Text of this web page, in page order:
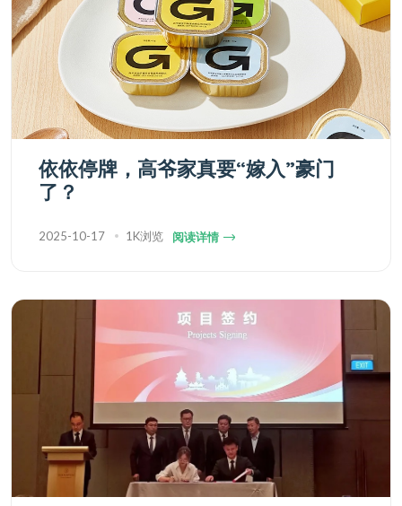
依依停牌，高爷家真要“嫁入”豪门
了？
2025-10-17 1K浏览 阅读详情